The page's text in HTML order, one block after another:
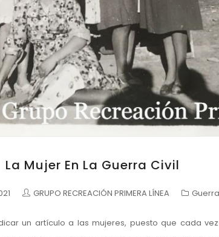
La Mujer En La Guerra Civil
GRUPO RECREACIÓN PRIMERA LÍNEA
un artículo a las mujeres, puesto que cada